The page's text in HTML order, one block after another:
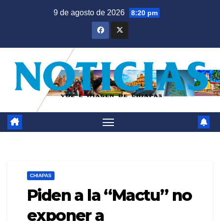
9 de agosto de 2026 8:20 pm
CHIAPAS
Piden a la “Mactu” no
exponer a